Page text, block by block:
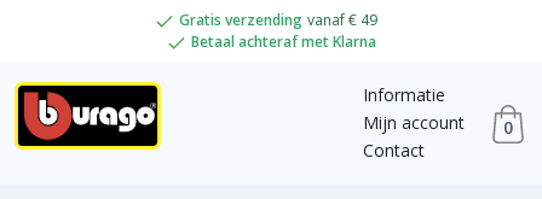
Gratis verzending vanaf € 49
Betaal achteraf met Klarna
Informatie
Mijn account
Contact
0